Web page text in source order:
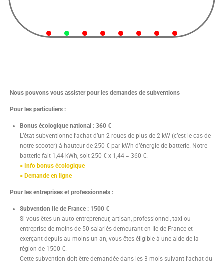
Nous pouvons vous assister pour les demandes de subventions
Pour les particuliers :
Bonus écologique national : 360 €
L’état subventionne l’achat d’un 2 roues de plus de 2 kW (c’est le cas de
notre scooter) à hauteur de 250 € par kWh d’énergie de batterie. Notre
batterie fait 1,44 kWh, soit 250 € x 1,44 = 360 €.
> Info bonus écologique
> Demande en ligne
Pour les entreprises et professionnels :
Subvention Ile de France : 1500 €
Si vous êtes un auto-entrepreneur, artisan, professionnel, taxi ou
entreprise de moins de 50 salariés demeurant en Ile de France et
exerçant depuis au moins un an, vous êtes éligible à une aide de la
région de 1500 €.
Cette subvention doit être demandée dans les 3 mois suivant l’achat du